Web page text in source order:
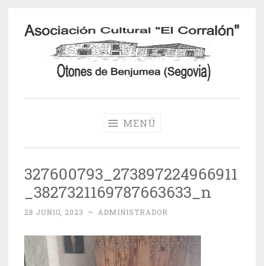
Saltar
contenido
MENÚ
327600793_273897224966911
_3827321169787663633_n
28 JUNIO, 2023 ~ ADMINISTRADOR